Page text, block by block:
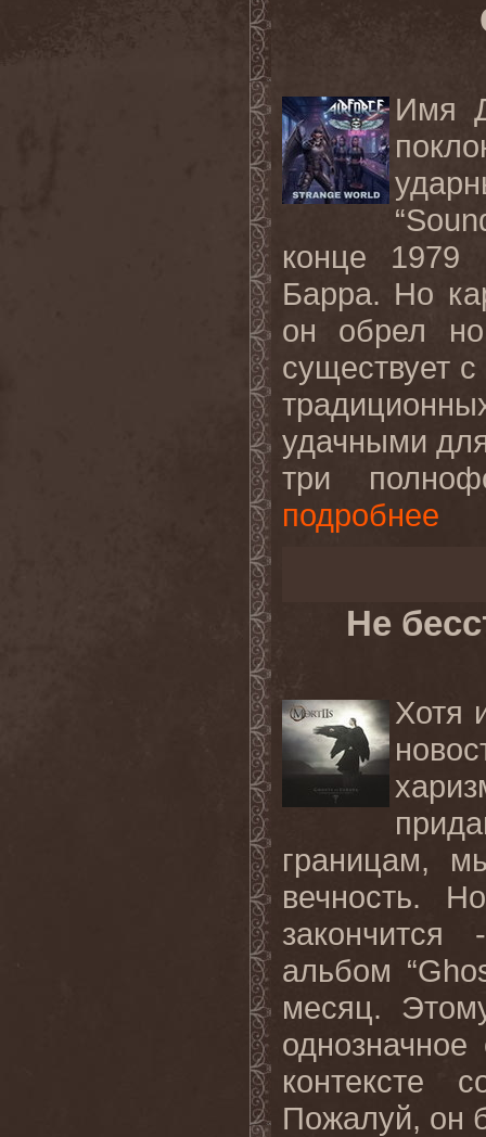
Имя
конце 1979
Барра. Но
он обрел
существует
удачными
три
подробнее
Не
Хотя
границам,
вечность.
альбом
месяц.
контексте
Пожалуй, он